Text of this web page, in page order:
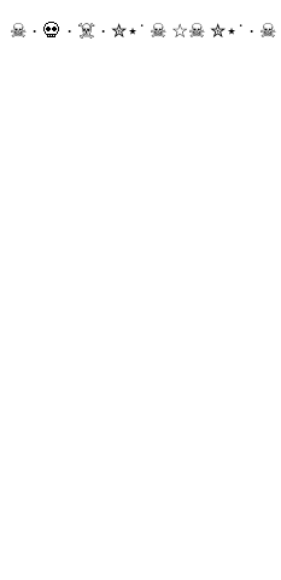
☠ · 💀 · ☠️ · ✮⋆˙ ☠︎︎ ☆☠︎